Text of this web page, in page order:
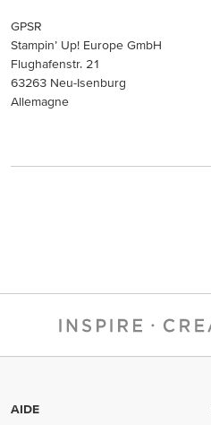
GPSR
Stampin’ Up! Europe GmbH
Flughafenstr. 21
63263 Neu-Isenburg
Allemagne
AIDE